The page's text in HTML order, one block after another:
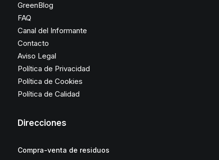
GreenBlog
FAQ
Canal del Informante
Contacto
Aviso Legal
Política de Privacidad
Política de Cookies
Política de Calidad
Direcciones
Compra-venta de residuos